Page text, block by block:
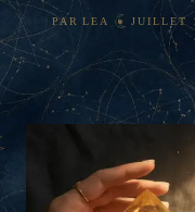
PAR LEA JUILLET